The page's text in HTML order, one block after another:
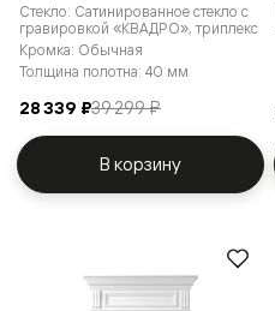
Стекло: Сатинированное стекло с
гравировкой «КВАДРО», триплекс
Кромка: Обычная
Толщина полотна: 40 мм
28 339 ₽39 299 ₽
В корзину